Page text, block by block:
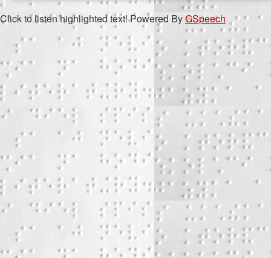
Click to listen highlighted text! Powered ByGSpeech